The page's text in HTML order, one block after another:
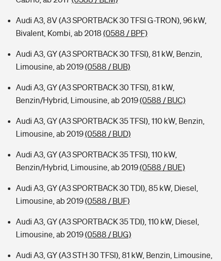
Audi A3, 8V (A3 SPORTBACK 30 TFSI G-TRON), 96 kW,
Bivalent, Kombi, ab 2018 (0588 / BPF)
Audi A3, GY (A3 SPORTBACK 30 TFSI), 81 kW, Benzin,
Limousine, ab 2019(0588 / BUB)
Audi A3, GY (A3 SPORTBACK 30 TFSI), 81 kW,
Benzin/Hybrid, Limousine, ab 2019(0588 / BUC)
Audi A3, GY (A3 SPORTBACK 35 TFSI), 110 kW, Benzin,
Limousine, ab 2019(0588 / BUD)
Audi A3, GY (A3 SPORTBACK 35 TFSI), 110 kW,
Benzin/Hybrid, Limousine, ab 2019(0588 / BUE)
Audi A3, GY (A3 SPORTBACK 30 TDI), 85 kW, Diesel,
Limousine, ab 2019(0588 / BUF)
Audi A3, GY (A3 SPORTBACK 35 TDI), 110 kW, Diesel,
Limousine, ab 2019(0588 / BUG)
Audi A3, GY (A3 STH 30 TFSI), 81 kW, Benzin, Limousine,